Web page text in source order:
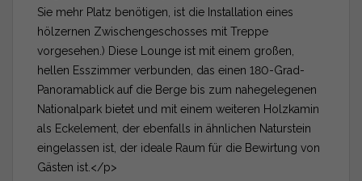
Sie mehr Platz benötigen, ist die Installation eines
hölzernen Zwischengeschosses mit Treppe
vorgesehen.) Diese Lounge ist mit einem großen,
hellen Esszimmer verbunden, das einen 180-Grad-
Panoramablick auf die Berge bis zum nahegelegenen
Nationalpark bietet und mit einem weiteren Holzkamin
als Eckelement, der ebenfalls in ähnlichen Naturstein
eingelassen ist, der ideale Raum für die Bewirtung von
Gästen ist.</p>